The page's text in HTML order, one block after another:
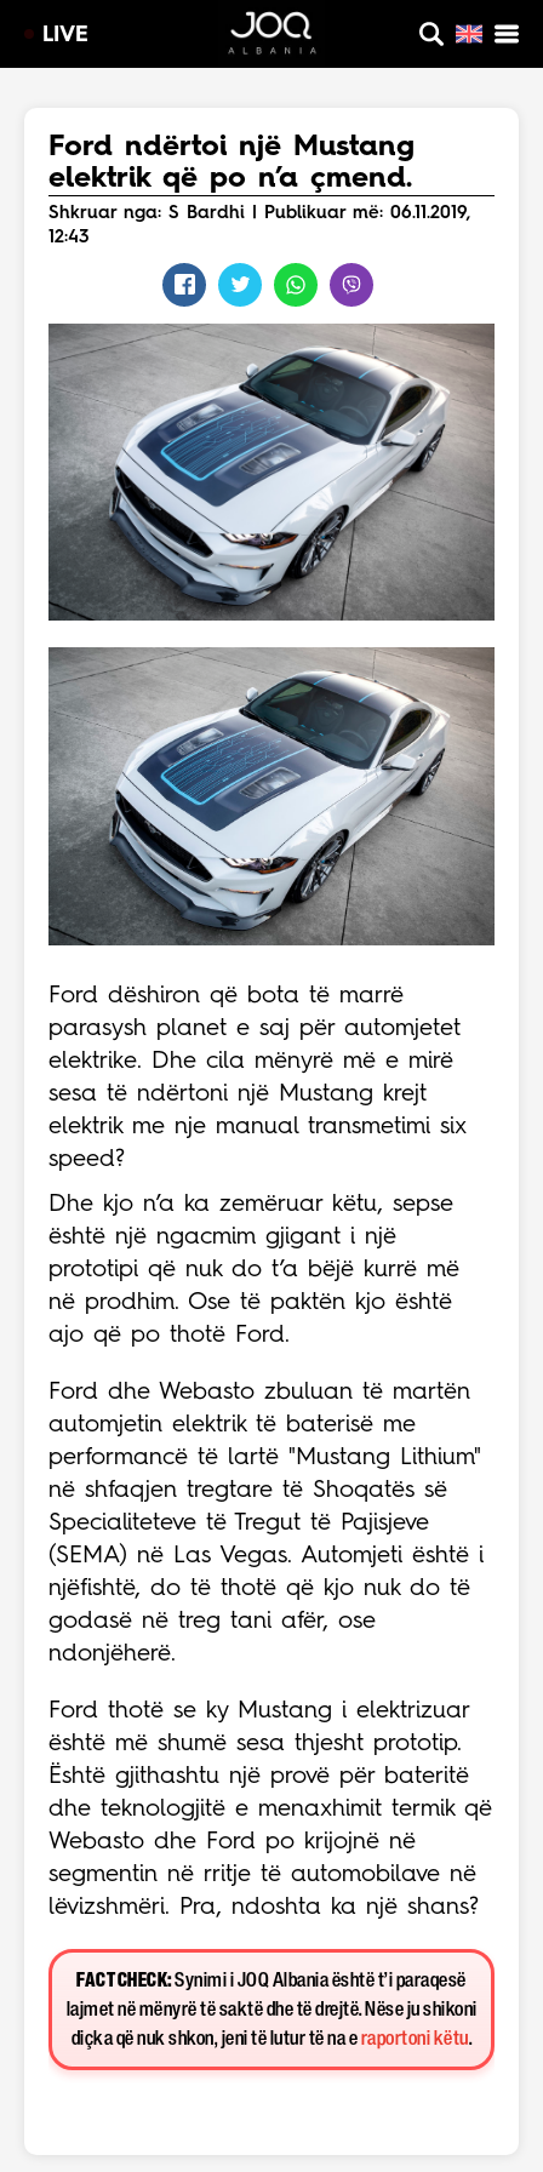
LIVE
Ford ndërtoi një Mustang
elektrik që po n’a çmend.
Shkruar nga: S Bardhi | Publikuar më: 06.11.2019,
12:43
Ford dëshiron që bota të marrë
parasysh planet e saj për automjetet
elektrike. Dhe cila mënyrë më e mirë
sesa të ndërtoni një Mustang krejt
elektrik me nje manual transmetimi six
speed?
Dhe kjo n’a ka zemëruar këtu, sepse
është një ngacmim gjigant i një
prototipi që nuk do t’a bëjë kurrë më
në prodhim. Ose të paktën kjo është
ajo që po thotë Ford.
Ford dhe Webasto zbuluan të martën
automjetin elektrik të baterisë me
performancë të lartë "Mustang Lithium"
në shfaqjen tregtare të Shoqatës së
Specialiteteve të Tregut të Pajisjeve
(SEMA) në Las Vegas. Automjeti është i
njëfishtë, do të thotë që kjo nuk do të
godasë në treg tani afër, ose
ndonjëherë.
Ford thotë se ky Mustang i elektrizuar
është më shumë sesa thjesht prototip.
Është gjithashtu një provë për bateritë
dhe teknologjitë e menaxhimit termik që
Webasto dhe Ford po krijojnë në
segmentin në rritje të automobilave në
lëvizshmëri. Pra, ndoshta ka një shans?
FACT CHECK:Synimi i JOQ Albania është t’i paraqesë
lajmet në mënyrë të saktë dhe të drejtë. Nëse ju shikoni
diçka që nuk shkon, jeni të lutur të na e raportoni këtu.